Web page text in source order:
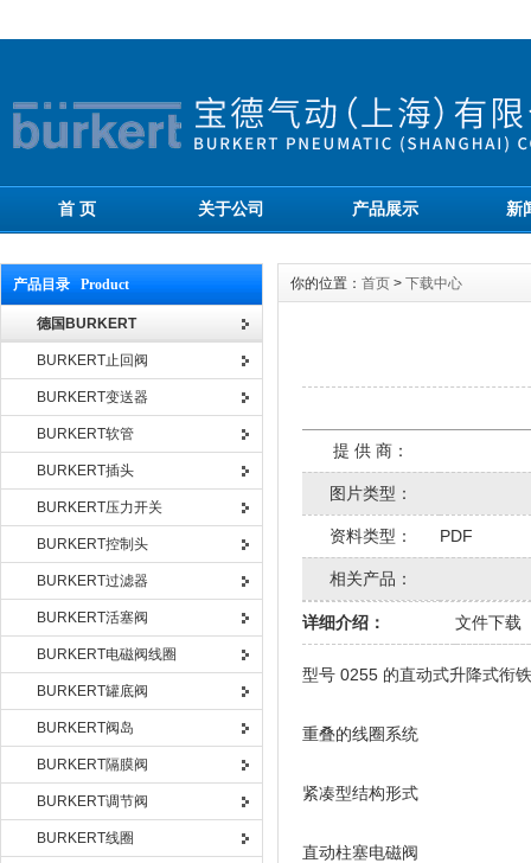
首 页 关于公司 产品展示 新
产品目录 Product
德国BURKERT
BURKERT止回阀
BURKERT变送器
BURKERT软管
BURKERT插头
BURKERT压力开关
BURKERT控制头
BURKERT过滤器
BURKERT活塞阀
BURKERT电磁阀线圈
BURKERT罐底阀
BURKERT阀岛
BURKERT隔膜阀
BURKERT调节阀
BURKERT线圈
你的位置： 首页 > 下载中心
提 供 商：
图片类型：
资料类型： PDF
相关产品：
详细介绍： 文件下载
型号 0255 的直动式升降式衔
重叠的线圈系统
紧凑型结构形式
直动柱塞电磁阀